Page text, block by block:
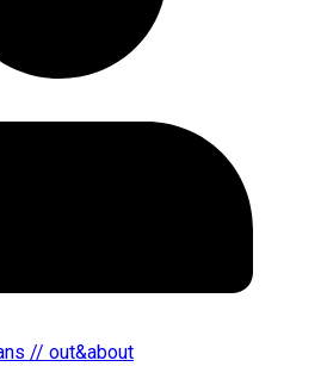
// out&about